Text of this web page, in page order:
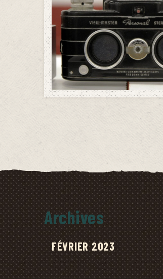
Archives
FÉVRIER 2023